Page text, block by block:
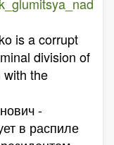
is a corrupt
division of
with the
-
в распиле